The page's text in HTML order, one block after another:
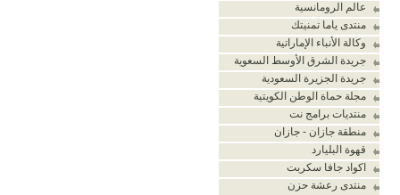
عالم الرومانسية
منتدى ياما تمنيتك
وكالة الأنباء الإماراتية
جريدة الشرق الأوسط السعوية
جريدة الجزيرة السعودية
مجلة حماة الوطن الكويتية
منتديات برامج نت
منطقة جازان - جازان
قهوة البليارد
اكواد جافا سكربت
منتدى رعشة حزن